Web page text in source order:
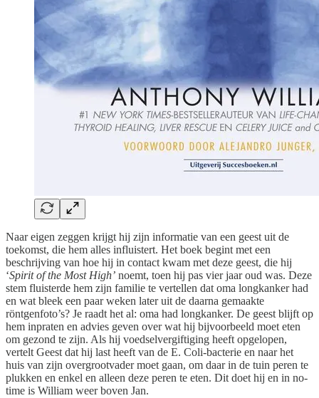
Naar eigen zeggen krijgt hij zijn informatie van een geest uit de
toekomst, die hem alles influistert. Het boek begint met een
beschrijving van hoe hij in contact kwam met deze geest, die hij
‘Spirit of the Most High’ noemt, toen hij pas vier jaar oud was. Deze
stem fluisterde hem zijn familie te vertellen dat oma longkanker had
en wat bleek een paar weken later uit de daarna gemaakte
röntgenfoto’s? Je raadt het al: oma had longkanker. De geest blijft op
hem inpraten en advies geven over wat hij bijvoorbeeld moet eten
om gezond te zijn. Als hij voedselvergiftiging heeft opgelopen,
vertelt Geest dat hij last heeft van de E. Coli-bacterie en naar het
huis van zijn overgrootvader moet gaan, om daar in de tuin peren te
plukken en enkel en alleen deze peren te eten. Dit doet hij en in no-
time is William weer boven Jan.